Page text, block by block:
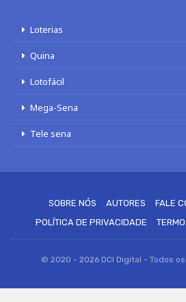
Loterias
Quina
Lotofácil
Mega-Sena
Tele sena
SOBRE NÓS AUTORES
FALE
POLÍTICA DE PRIVACIDADE
© 2020 - 2026 DCI Digital - Todos